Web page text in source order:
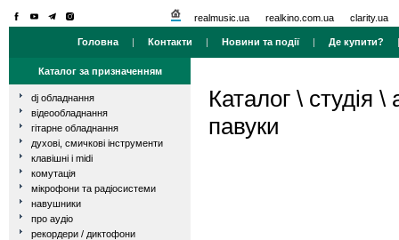
realmusic.ua realkino.com.ua clarity.ua
Головна | Контакти | Новини та події| Де купити?
Каталог за призначенням
dj обладнання
відеообладнання
гітарне обладнання
духові, смичкові інструменти
клавішні і midi
комутація
мікрофони та радіосистеми
навушники
про аудіо
рекордери / диктофони
Каталог \ студія \
павуки